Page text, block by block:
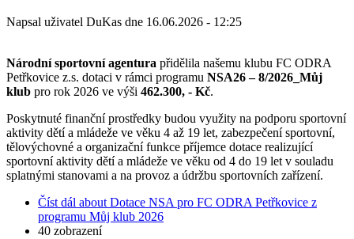
Napsal uživatel DuKas dne 16.06.2026 - 12:25
Národní sportovní agentura přidělila našemu klubu FC ODRA
Petřkovice z.s. dotaci v rámci programu NSA26 – 8/2026_Můj
klub pro rok 2026 ve výši 462.300, - Kč.
Poskytnuté finanční prostředky budou využity na podporu sportovní
aktivity dětí a mládeže ve věku 4 až 19 let, zabezpečení sportovní,
tělovýchovné a organizační funkce příjemce dotace realizující
sportovní aktivity dětí a mládeže ve věku od 4 do 19 let v souladu
splatnými stanovami a na provoz a údržbu sportovních zařízení.
Číst dál about Dotace NSA pro FC ODRA Petřkovice z
programu Můj klub 2026
40 zobrazení